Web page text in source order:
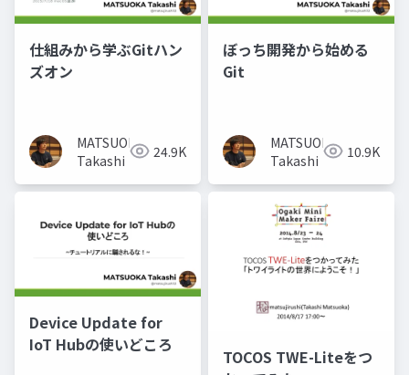
仕組みから学ぶGitハン
ズオン
MATSUOKA
Takashi
24.9K
ぼっち開発から始める
Git
MATSUOKA
Takashi
10.9K
Device Update for
IoT Hubの使いどころ
TOCOS TWE-Liteをつ